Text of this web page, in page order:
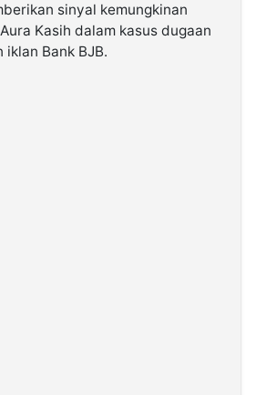
sinyal kemungkinan
Kasih dalam kasus dugaan
iklan Bank BJB.